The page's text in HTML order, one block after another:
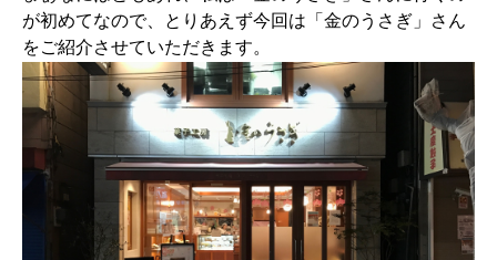
が初めてなので、とりあえず今回は「金のうさぎ」さん
をご紹介させていただきます。